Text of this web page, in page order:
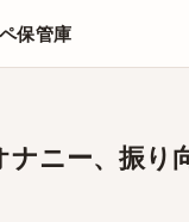
保管庫
ナニー、振り